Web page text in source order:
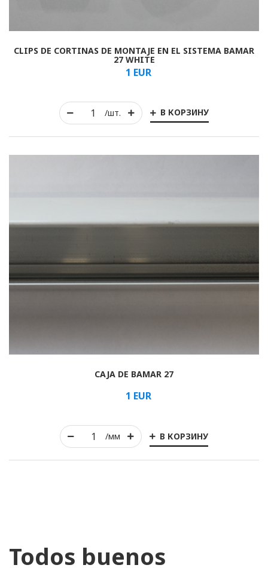
/шт. В КОРЗИНУ
CLIPS DE CORTINAS DE MONTAJE EN EL SISTEMA BAMAR
27 WHITE
1 EUR
/мм В КОРЗИНУ
CAJA DE BAMAR 27
1 EUR
Todos buenos